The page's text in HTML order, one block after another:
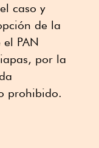
caso y
de la
PAN
por la
prohibido.